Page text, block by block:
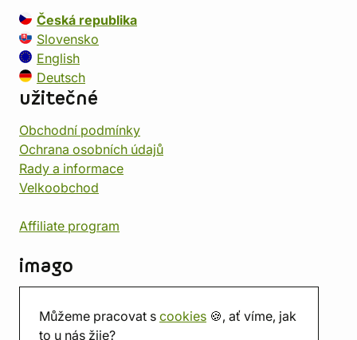
Můžeme pracovat s cookies 🍪, ať víme, jak
to u nás žije?
Česká republika
Slovensko
English
Deutsch
užitečné
Obchodní podmínky
Ochrana osobních údajů
Rady a informace
Velkoobchod
Affiliate program
imago
Prodejna
Herna